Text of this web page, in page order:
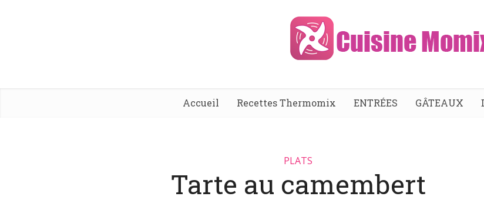
Accueil Recettes Thermomix ENTRÉES GÂTEAUX
PLATS
Tarte au camembert